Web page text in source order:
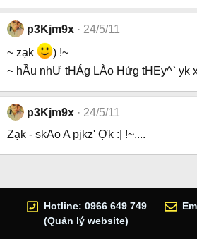
p3Kjm9x
24/5/11
~ zạk
) !~
~ hẦu nhƯ tHÁg LÀo Hứg tHEy^` yk
p3Kjm9x
24/5/11
Zạk - skAo A pjkz' Ợk :| !~....
Hotline: 0966 649 749
(Quản lý website)